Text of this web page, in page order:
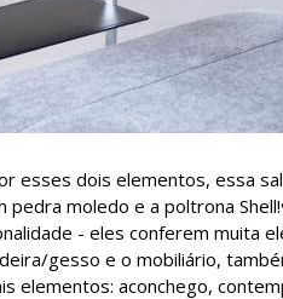
esses dois elementos, essa
pedra moledo e a poltrona
- eles conferem muita
gesso e o mobiliário,
elementos: aconchego,